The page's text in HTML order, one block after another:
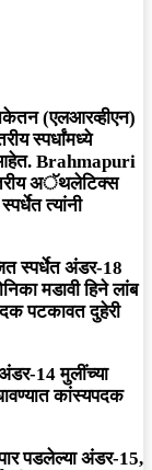
(एलआरव्हीएन)
स्पर्धांमध्ये
Brahmapuri
अॅथलेटिक्स
त्यांनी
स्पर्धेत अंडर-18
मडावी हिने लांब
पटकावत दुहेरी
अंडर-14 मुलींच्या
कांस्यपदक
पडलेल्या अंडर-15,